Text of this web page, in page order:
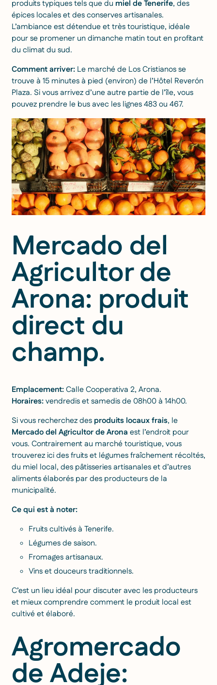
produits typiques tels que du miel de Tenerife, des
épices locales et des conserves artisanales.
L’ambiance est détendue et très touristique, idéale
pour se promener un dimanche matin tout en profitant
du climat du sud.
Comment arriver: Le marché de Los Cristianos se
trouve à 15 minutes à pied (environ) de l’Hôtel Reverón
Plaza. Si vous arrivez d’une autre partie de l’île, vous
pouvez prendre le bus avec les lignes 483 ou 467.
Mercado del
Agricultor de
Arona: produit
direct du
champ.
Emplacement:Calle Cooperativa 2, Arona.
Horaires:vendredis et samedis de 08h00 à 14h00.
Si vous recherchez des produits locaux frais, le
Mercado del Agricultor de Arona est l’endroit pour
vous. Contrairement au marché touristique, vous
trouverez ici des fruits et légumes fraîchement récoltés,
du miel local, des pâtisseries artisanales et d’autres
aliments élaborés par des producteurs de la
municipalité.
Ce qui est à noter:
Fruits cultivés à Tenerife.
Légumes de saison.
Fromages artisanaux.
Vins et douceurs traditionnels.
C’est un lieu idéal pour discuter avec les producteurs
et mieux comprendre comment le produit local est
cultivé et élaboré.
Agromercado
de Adeje: